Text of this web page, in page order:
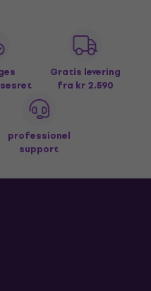
Gratis levering
fra kr 2.590
professionel
support